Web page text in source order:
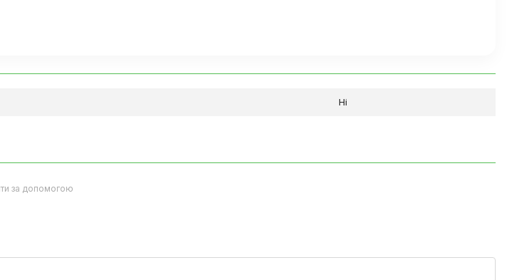
Ні
за допомогою